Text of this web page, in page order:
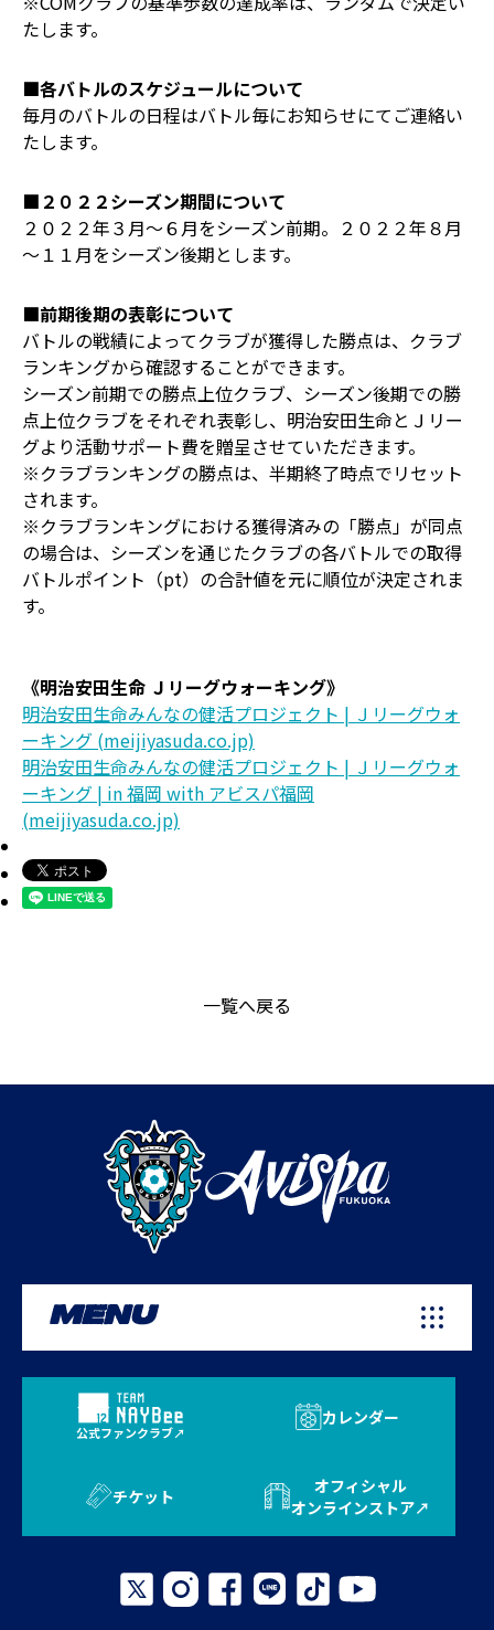
たします。
■各バトルのスケジュールについて
毎月のバトルの日程はバトル毎にお知らせにてご連絡い
たします。
■２０２２シーズン期間について
２０２２年３月～６月をシーズン前期。２０２２年８月
～１１月をシーズン後期とします。
■前期後期の表彰について
バトルの戦績によってクラブが獲得した勝点は、クラブ
ランキングから確認することができます。
シーズン前期での勝点上位クラブ、シーズン後期での勝
点上位クラブをそれぞれ表彰し、明治安田生命とＪリー
グより活動サポート費を贈呈させていただきます。
※クラブランキングの勝点は、半期終了時点でリセット
されます。
※クラブランキングにおける獲得済みの「勝点」が同点
の場合は、シーズンを通じたクラブの各バトルでの取得
バトルポイント（pt）の合計値を元に順位が決定されま
す。
《明治安田生命 Ｊリーグウォーキング》
明治安田生命みんなの健活プロジェクト | Ｊリーグウォ
ーキング (meijiyasuda.co.jp)
明治安田生命みんなの健活プロジェクト | Ｊリーグウォ
ーキング | in 福岡 with アビスパ福岡
(meijiyasuda.co.jp)
一覧へ戻る
MENU
公式ファンクラブ
カレンダー
チケット
オフィシャル
オンラインストア